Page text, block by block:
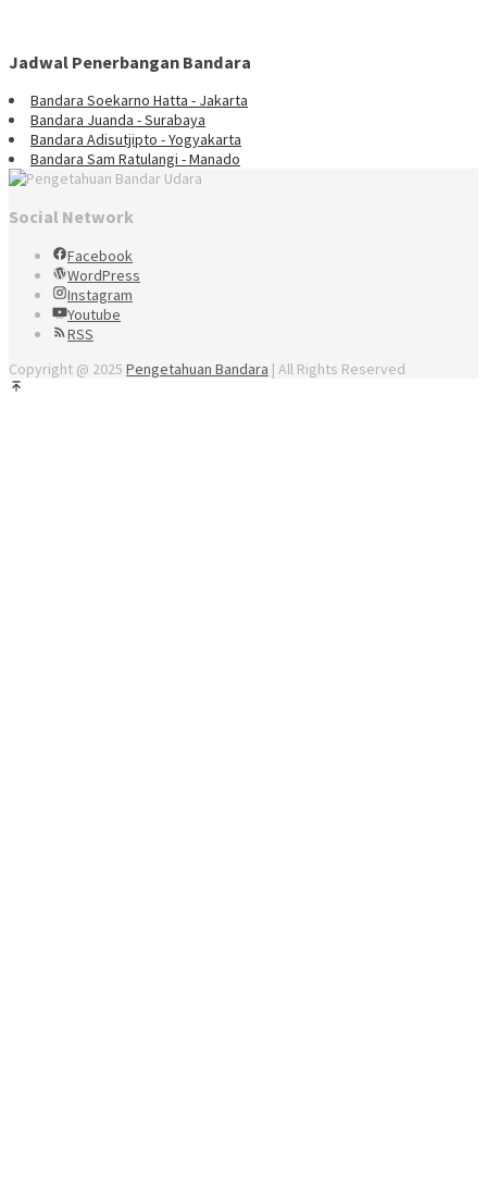
Jadwal Penerbangan Bandara
Bandara Soekarno Hatta - Jakarta
Bandara Juanda - Surabaya
Bandara Adisutjipto - Yogyakarta
Bandara Sam Ratulangi - Manado
Social Network
Facebook
WordPress
Instagram
Youtube
RSS
Copyright @ 2025 Pengetahuan Bandara | All Rights Reserved